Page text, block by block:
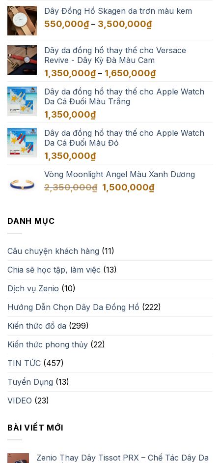
550,000₫
đến
Dây Đồng Hồ Skagen da trơn màu kem
550,000₫ – 3,500,000₫Khoảng
550,000₫
đến
3,500,000₫
Dây da đồng hồ thay thế cho Versace
Revive - Dây Kỳ Đà Màu Cam
1,350,000₫ – 1,650,000₫Khoảng
từ
Dây da đồng hồ thay thế cho Apple Watch
Da Cá Đuối Màu Trắng
1,350,000₫
Dây da đồng hồ thay thế cho Apple Watch
Da Cá Đuối Màu Đỏ
1,350,000₫
Vòng Moonlight Angel Màu Xanh Dương
2,350,000₫ Giá
1,500,000₫Giá
DANH MỤC
Câu chuyện khách hàng (11)
Chia sẽ học tập, làm việc (13)
Dịch vụ Zenio (10)
Hướng Dẫn Chọn Dây Da Đồng Hồ (222)
Kiến thức đồ da (299)
Kiến thức phong thủy (22)
TIN TỨC (457)
Tuyển Dụng (13)
VIDEO (23)
BÀI VIẾT MỚI
Zenio Thay Dây Tissot PRX – Chế Tác Dây Da